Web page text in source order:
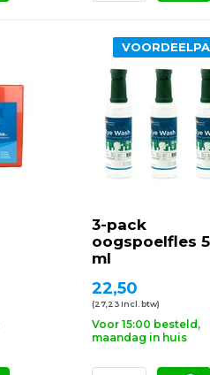
3-pack
oogspoelfles
ml
22,50
(27,23 Incl. btw)
Voor 15:00 besteld,
maandag in huis